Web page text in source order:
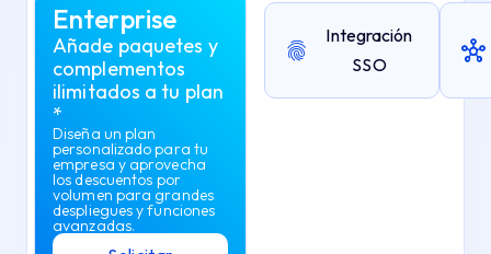
Enterprise
Añade paquetes y
complementos
ilimitados a tu plan
*
Diseña un plan
personalizado para tu
empresa y aprovecha
los descuentos por
volumen para grandes
despliegues y funciones
avanzadas.
Integración
SSO